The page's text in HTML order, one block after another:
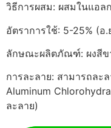
วิธีการผสม: ผสมในแอ
อัตราการใช้: 5-25% (อ
ลักษณะผลิตภัณฑ์: ผงสีข
การละลาย: สามารถละ
Aluminum
ละลาย)